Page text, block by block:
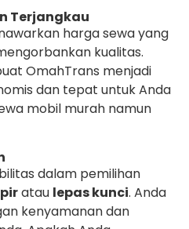
Terjangkau
harga sewa yang
kualitas.
OmahTrans menjadi
dan tepat untuk Anda
mobil murah namun
dalam pemilihan
atau lepas kunci. Anda
kenyamanan dan